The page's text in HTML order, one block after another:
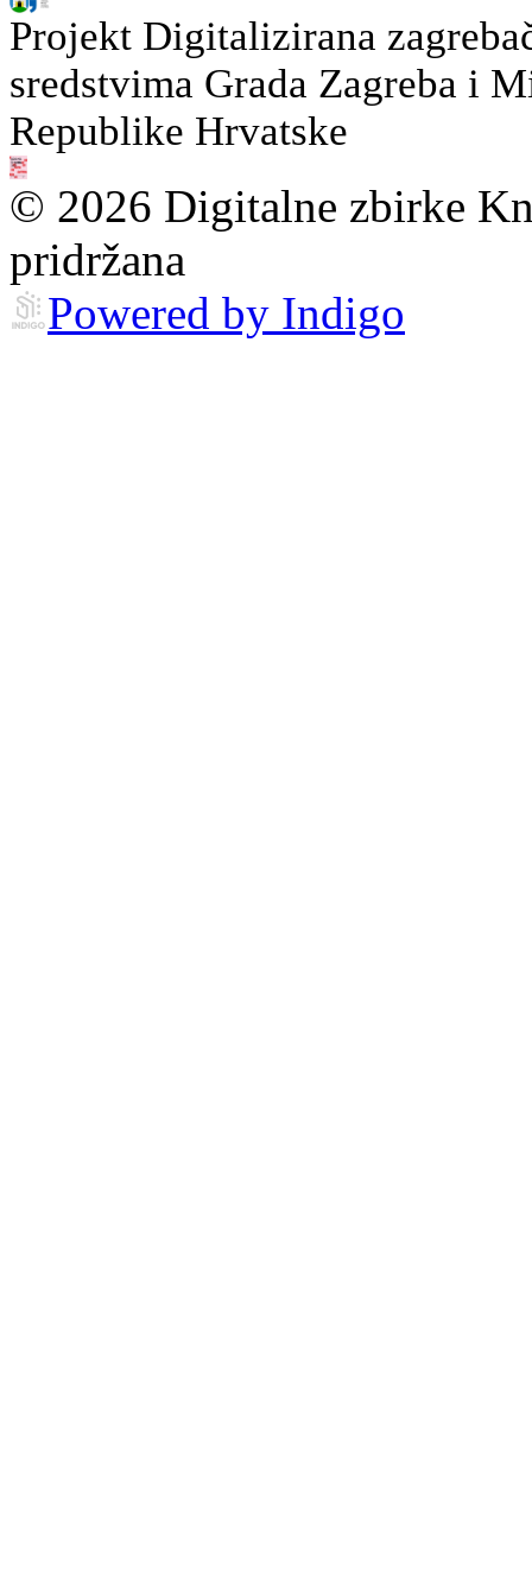
Projekt Digitalizirana
sredstvima Grada Zagreba i
Republike Hrvatske
© 2026 Digitalne zbirke
pridržana
Powered by Indigo